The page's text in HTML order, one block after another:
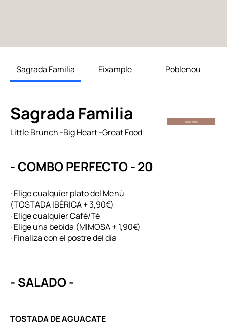
Sagrada Familia Eixample Poblenou
Sagrada Familia
Little Brunch -Big Heart -Great Food
- COMBO PERFECTO - 20
· Elige cualquier plato del Menú
(TOSTADA IBÉRICA + 3,90€)
· Elige cualquier Café/Té
· Elige una bebida (MIMOSA + 1,90€)
· Finaliza con el postre del día
- SALADO -
TOSTADA DE AGUACATE
Fotos Menú